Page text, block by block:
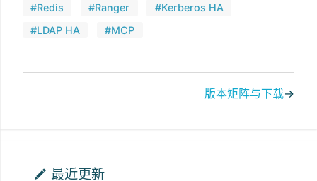
#Redis
#Ranger
#Kerberos HA
#LDAP HA
#MCP
版本矩阵与下载→
最近更新